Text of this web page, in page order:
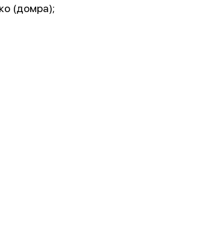
(домра);